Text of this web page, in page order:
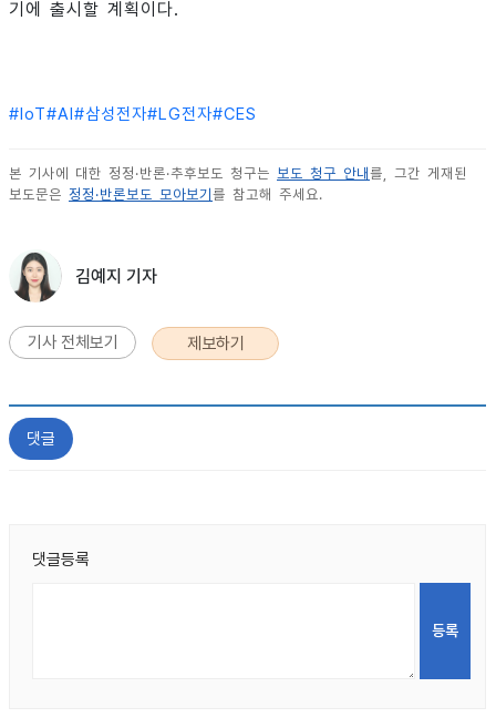
기에 출시할 계획이다.
# IoT#AI #삼성전자#LG전자#CES
본 기사에 대한 정정·반론·추후보도 청구는 보도 청구 안내 를, 그간 게재된
보도문은 정정·반론보도 모아보기 를 참고해 주세요.
김예지 기자
기사 전체보기 제보하기
댓글
댓글등록